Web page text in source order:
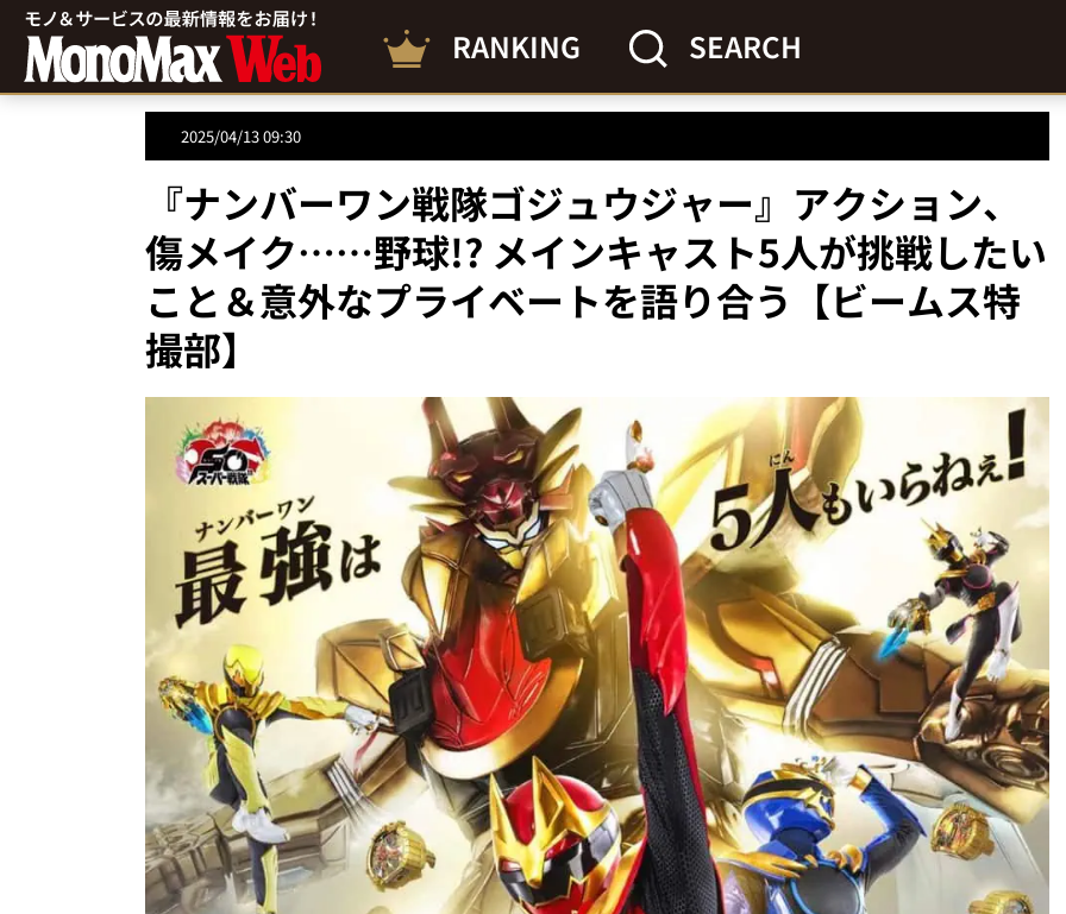
RANKING SEARCH
2025/04/13 09:30
『ナンバーワン戦隊ゴジュウジャー』アクション、
傷メイク……野球!? メインキャスト5人が挑戦したい
こと＆意外なプライベートを語り合う【ビームス特
撮部】